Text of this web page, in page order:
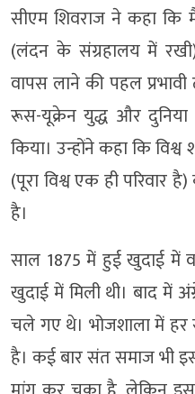
सीएम शिवराज ने कहा कि
(लंदन के संग्रहालय में रखी)
वापस लाने की पहल प्रभावी
रूस-यूक्रेन युद्ध और
किया। उन्होंने कहा कि
(पूरा विश्व एक ही परिवार
है।
साल 1875 में हुई खुदाई में
खुदाई में मिली थी। बाद में
चले गए थे। भोजशाला में हर
है। कई बार संत समाज भी